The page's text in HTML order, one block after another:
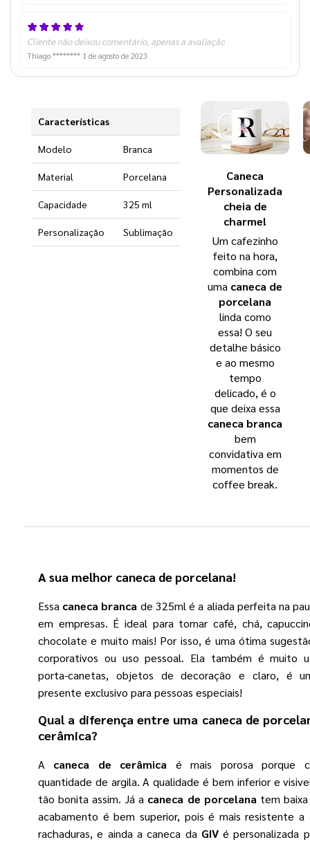
Cliente não deixou comentário, apenas a avaliação
Thiago ******** 1 de agosto de 2023
Características
Modelo Branca
Material Porcelana
Capacidade 325 ml
Personalização Sublimação
Caneca
Personalizada
cheia de
charme!
Um cafezinho
feito na hora,
combina com
uma caneca de
porcelana
linda como
essa! O seu
detalhe básico
e ao mesmo
tempo
delicado, é o
que deixa essa
caneca branca
bem
convidativa em
momentos de
coffee break.
A sua melhor caneca de porcelana!
Essa caneca branca de 325ml é a aliada perfeita na
em empresas. É ideal para tomar café, chá,
chocolate e muito mais! Por isso, é uma ótima
corporativos ou uso pessoal. Ela também é muito
porta-canetas, objetos de decoração e claro, é
presente exclusivo para pessoas especiais!
Qual a diferença entre uma caneca de
cerâmica?
A caneca de cerâmica é mais porosa porque
quantidade de argila. A qualidade é bem inferior e
tão bonita assim. Já a caneca de porcelanatem baixa
acabamento é bem superior, pois é mais resistente a
rachaduras, e ainda a caneca da GIVé personalizada